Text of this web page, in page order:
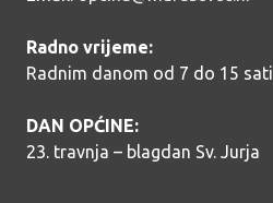
Radno vrijeme:
Radnim danom od 7 do 15 sati
DAN OPĆINE:
23. travnja – blagdan Sv. Jurja